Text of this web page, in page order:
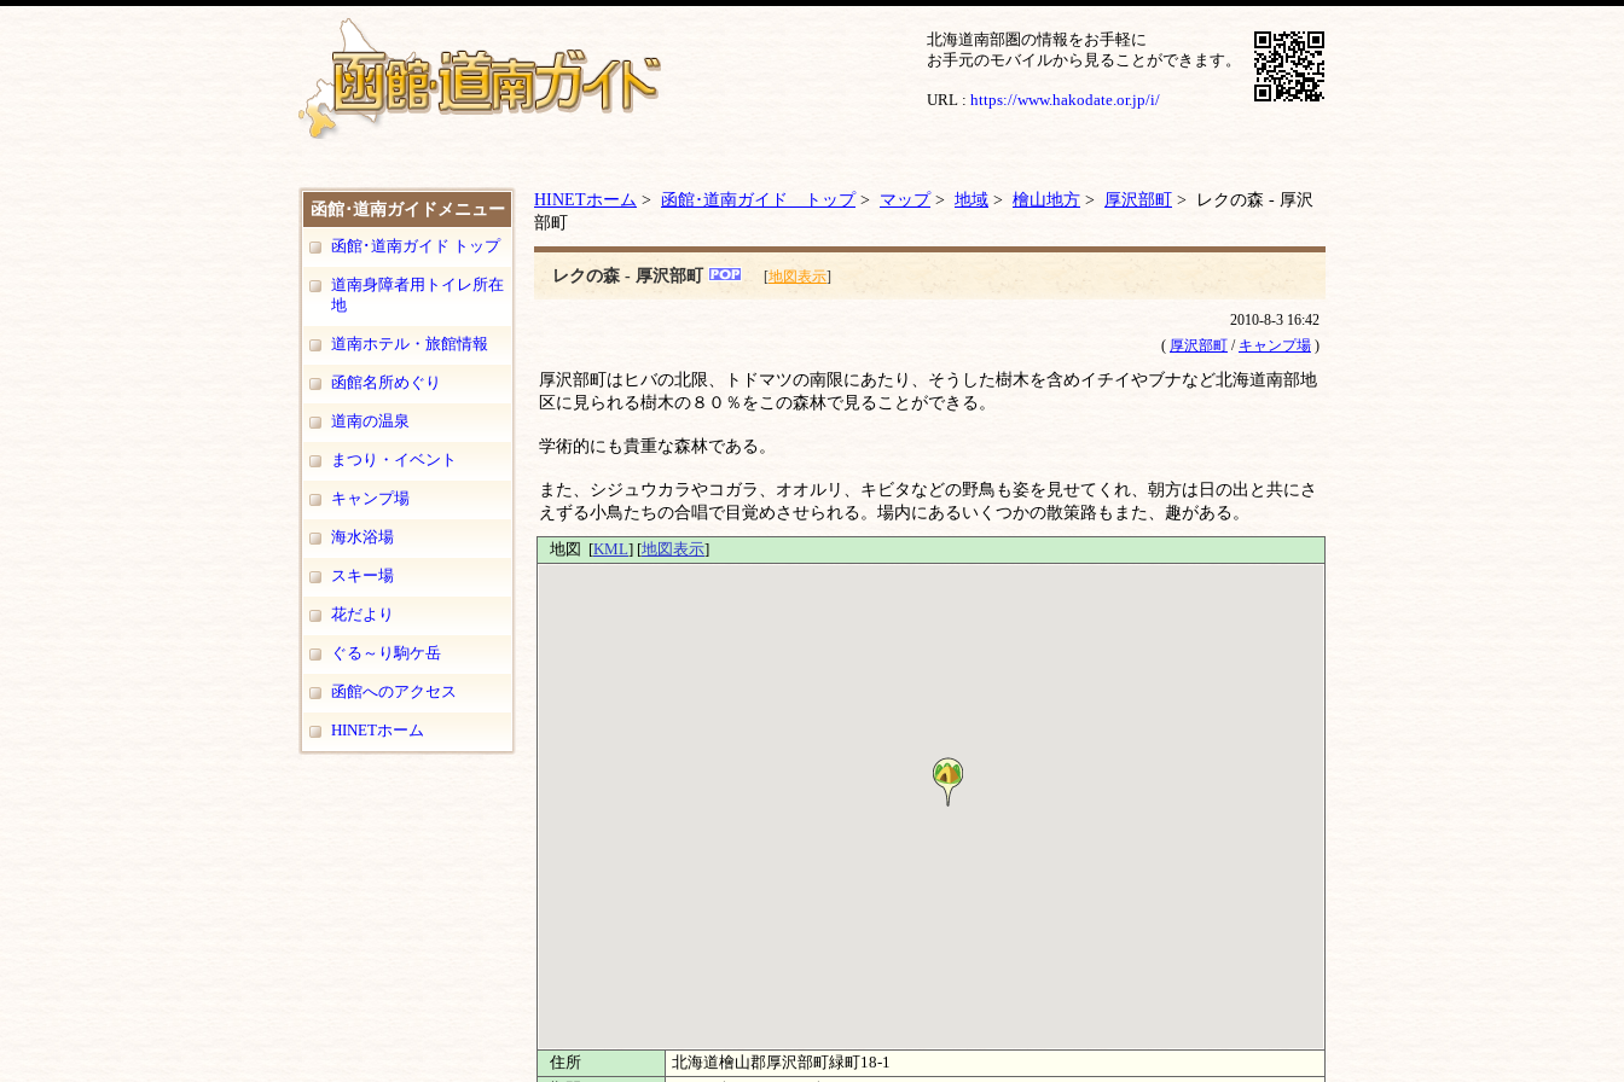
北海道南部圏の情報をお手軽に
お手元のモバイルから見ることができます。
URL : https://www.hakodate.or.jp/i/
函館･道南ガイドメニュー
函館･道南ガイド トップ
道南身障者用トイレ所在
地
道南ホテル・旅館情報
函館名所めぐり
道南の温泉
まつり・イベント
キャンプ場
海水浴場
スキー場
花だより
ぐる～り駒ケ岳
函館へのアクセス
HINETホーム
HINETホーム > 函館･道南ガイド トップ> マップ> 地域 > 檜山地方 > 厚沢部町 > レクの森 - 厚沢
部町
レクの森 - 厚沢部町 [地図表示]
2010-8-3 16:42
( 厚沢部町 / キャンプ場 )
厚沢部町はヒバの北限、トドマツの南限にあたり、そうした樹木を含めイチイやブナなど北海道南部地
区に見られる樹木の８０％をこの森林で見ることができる。
学術的にも貴重な森林である。
また、シジュウカラやコガラ、オオルリ、キビタなどの野鳥も姿を見せてくれ、朝方は日の出と共にさ
えずる小鳥たちの合唱で目覚めさせられる。場内にあるいくつかの散策路もまた、趣がある。
地図 [KML] [地図表示]
住所
北海道檜山郡厚沢部町緑町18‐1